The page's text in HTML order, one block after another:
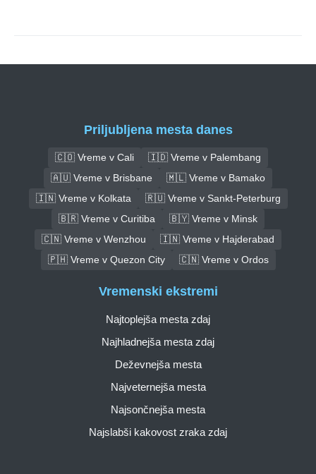
Priljubljena mesta danes
🇨🇴 Vreme v Cali
🇮🇩 Vreme v Palembang
🇦🇺 Vreme v Brisbane
🇲🇱 Vreme v Bamako
🇮🇳 Vreme v Kolkata
🇷🇺 Vreme v Sankt-Peterburg
🇧🇷 Vreme v Curitiba
🇧🇾 Vreme v Minsk
🇨🇳 Vreme v Wenzhou
🇮🇳 Vreme v Hajderabad
🇵🇭 Vreme v Quezon City
🇨🇳 Vreme v Ordos
Vremenski ekstremi
Najtoplejša mesta zdaj
Najhladnejša mesta zdaj
Deževnejša mesta
Najveternejša mesta
Najsončnejša mesta
Najslabši kakovost zraka zdaj